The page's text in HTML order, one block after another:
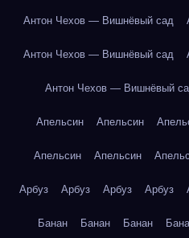
Антон Чехов — Вишнёвый сад
Антон Чехов — Вишнёвый сад
Антон Чехов — Вишнёвый
Апельсин Апельсин
Апельсин Апельсин
Арбуз Арбуз Арбуз Арбуз
Банан Банан Банан